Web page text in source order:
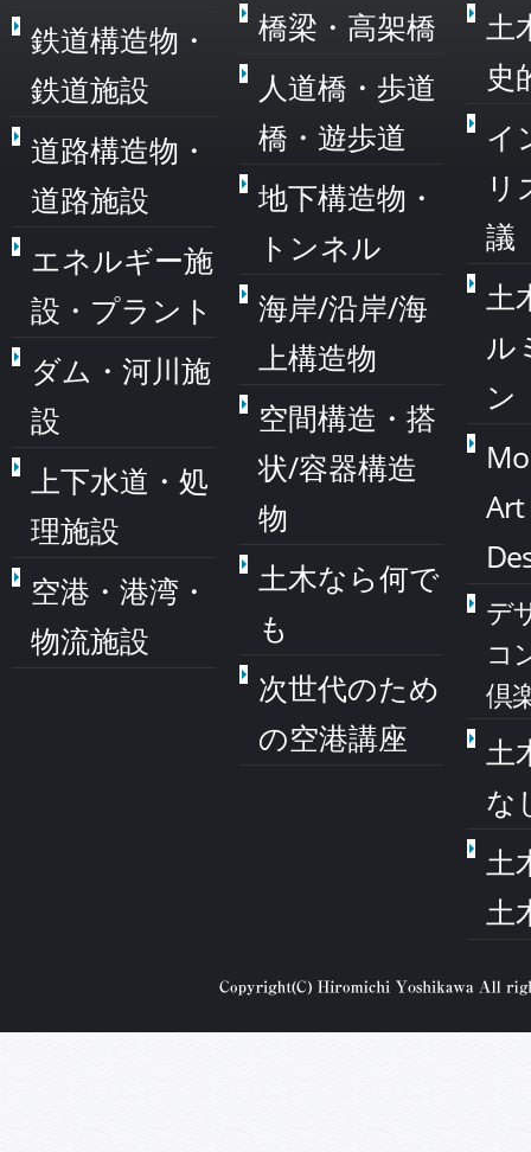
鉄道構造物・
鉄道施設
道路構造物・
道路施設
エネルギー施
設・プラント
ダム・河川施
設
上下水道・処
理施設
空港・港湾・
物流施設
橋梁・高架橋
人道橋・歩道
橋・遊歩道
地下構造物・
トンネル
海岸/沿岸/海
上構造物
空間構造・搭
状/容器構造
物
土木なら何で
も
次世代のため
の空港講座
土
史
イ
リ
議
土
ル
ン
デ
コ
倶
土
な
土
土